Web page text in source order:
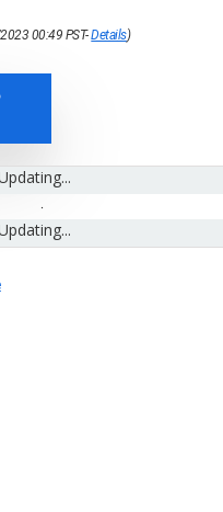
00:49 PST-Details)